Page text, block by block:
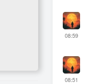
08:59
08:51